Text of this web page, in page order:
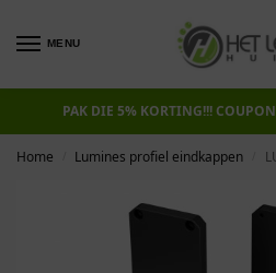
MENU
PAK DIE 5% KORTING!!!
Home Lumines profiel eindkappen